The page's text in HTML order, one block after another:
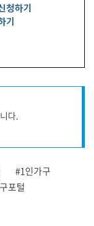
청하기
기
다.
#1인가구
포털